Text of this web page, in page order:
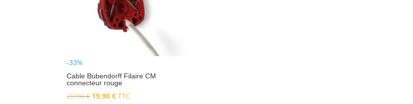
-33%
Cable Bubendorff Filaire CM
connecteur rouge
29,90€ Le
19,90€Le
TTC